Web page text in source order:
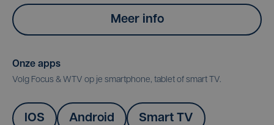
Meer info
Onze apps
Volg Focus & WTV op je smartphone, tablet of smart TV.
IOS Android Smart TV